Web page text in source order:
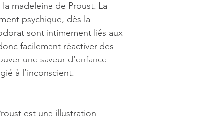
madeleine de Proust. La
psychique, dès la
sont intimement liés aux
facilement réactiver des
une saveur d’enfance
à l’inconscient.
est une illustration